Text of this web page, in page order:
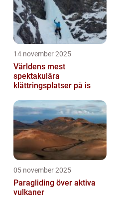
14 november 2025
Världens mest
spektakulära
klättringsplatser på is
05 november 2025
Paragliding över aktiva
vulkaner